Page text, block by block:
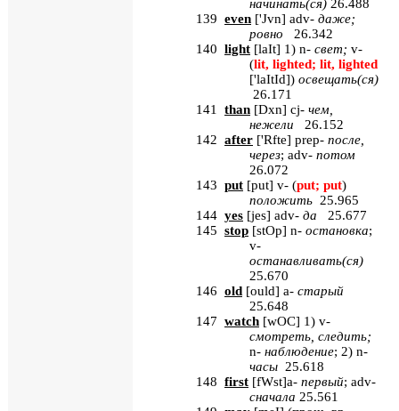
начинать(ся) 26.488
139 even ['Jvn] adv- даже;
ровно
26.342
140 light [laIt] 1) n- свет; v-
(lit, lighted; lit, lighted
['laItId]) освещать(ся)
26.171
141 than [Dxn] cj- чем,
нежели 26.152
142 after ['Rfte] prep- после,
через; adv- потом
26.072
143 put [put] v- (put; put)
положить 25.965
144 yes [jes] adv- да 25.677
145 stop [stOp] n- остановка;
v-
останавливать(ся)
25.670
146 old [ould] a- старый
25.648
147 watch [wOC] 1) v-
смотреть, следить;
n- наблюдение; 2) n-
часы 25.618
148 first [fWst]a- первый; adv-
сначала 25.561